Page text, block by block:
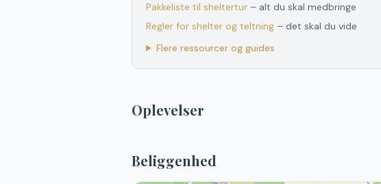
Pakkeliste til sheltertur – alt du skal medbringe
Regler for shelter og teltning – det skal du vide
Flere ressourcer og guides
Oplevelser
Beliggenhed